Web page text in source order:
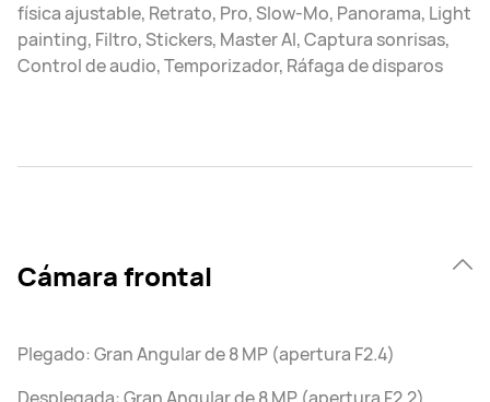
física ajustable, Retrato, Pro, Slow-Mo, Panorama, Light
painting, Filtro, Stickers, Master AI, Captura sonrisas,
Control de audio, Temporizador, Ráfaga de disparos
Cámara frontal
Plegado: Gran Angular de 8 MP (apertura F2.4)